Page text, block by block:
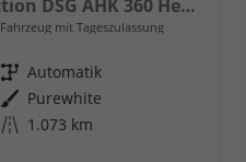
2.0 TDI 142kW 4x4 Selection DSG AHK 360 Head Up
Fahrzeug mit Tageszulassung
Getriebe Automatik
Außenfarbe Purewhite
Kilometerstand 1.073 km